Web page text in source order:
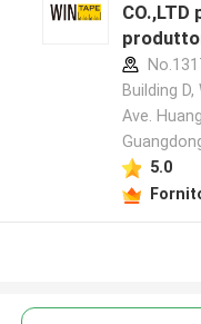
Building
Ave.
5.0